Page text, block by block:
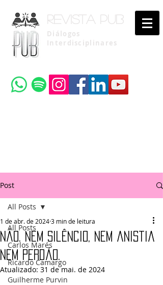
Revista pub
Diálogos
Interdisciplinares
Post
All Posts
Carlos Marés
Ricardo Camargo
Guilherme Purvin
All Posts
Não. Nem silêncio, nem anistia
nem perdão.
1 de abr. de 20243 min de leitura
Atualizado: 31 de mai. de 2024